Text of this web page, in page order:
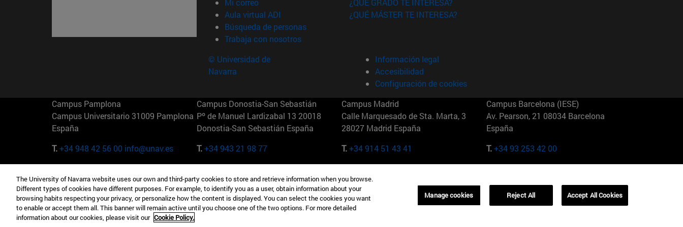
Mi correo
Aula virtual ADI (abre en nueva ventana)
Búsqueda de personas(abre en nueva ventana)
Trabaja con nosotros(abre en nueva ventana)
¿QUÉ GRADO TE INTERESA?
¿QUÉ MÁSTER TE INTERESA?
© Universidad de
Navarra
Información legal
Accesibilidad
Configuración de cookies
Campus Pamplona
Campus Universitario 31009 Pamplona
España
T.+34 948 42 56 00 info@unav.es
Campus Donostia-San Sebastián
Pº de Manuel Lardizabal 13 20018
Donostia-San Sebastián España
T.+34 943 21 98 77
Campus Madrid
Calle Marquesado de Sta. Marta, 3
28027 Madrid España
T.+34 914 51 43 41
Campus Barcelona (IESE)
Av. Pearson, 21 08034 Barcelona
España
T.+34 93 253 42 00
Camino del Cerro Águila 3 28023
Madrid España
T.+34 912 11 30 00
165 W 57th St 10019-2201 Nueva York
EE.UU
T.+1 646 346 8850
Maria-Theresia-Straße 15 81675
Múnich Alemania
T.+49 89 24209790
01321001 Bela Vista Brasil
The University of Navarra website uses our own and third-party cookies to store and retrieve information when you browse.
Different types of cookies have different purposes. For example, to identify you as a user, obtain information about your
browsing habits respecting your privacy, or personalize how the content is displayed. You can select the cookies you want
to enable or accept them all. This banner will remain active until you choose one of the two options. For more detailed
information about our cookies, please visit our Cookie Policy.
Manage cookies Reject All Accept All Cookies